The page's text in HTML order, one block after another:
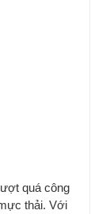
quá công
thải. Với